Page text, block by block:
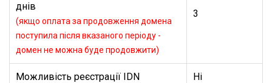
днів
(якщо оплата за продовження домена
поступила після вказаного періоду -
домен не можна буде продовжити)
3
Можливість реєстрації IDN Ні